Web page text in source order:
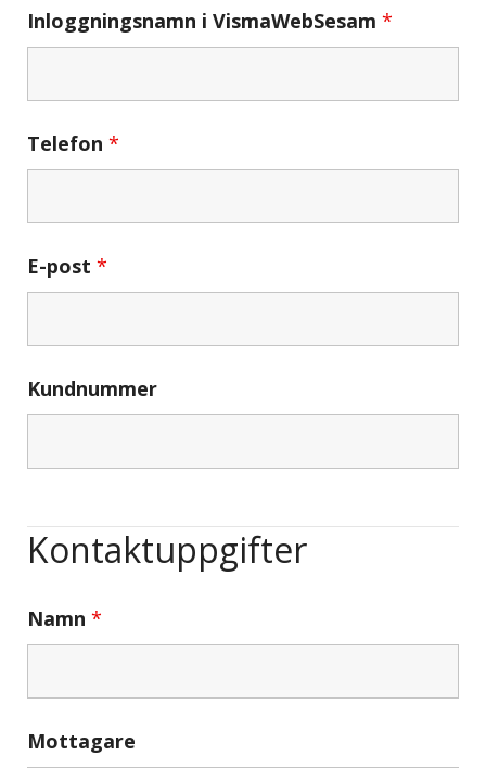
Inloggningsnamn i VismaWebSesam *
Telefon *
E-post *
Kundnummer
Kontaktuppgifter
Namn *
Mottagare